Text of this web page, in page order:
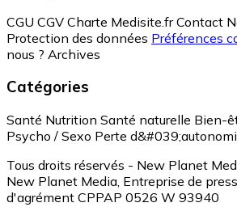
CGU CGV Charte Medisite.fr Contact
Protection des données Préférences
nous ? Archives
Catégories
Santé Nutrition Santé naturelle Bien-
Psycho / Sexo Perte
Tous droits réservés - New Planet
New Planet Media, Entreprise de
d'agrément CPPAP 0526 W 93940